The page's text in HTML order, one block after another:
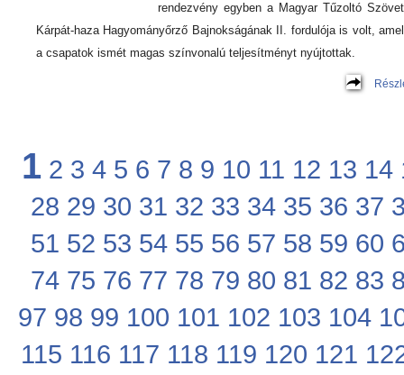
rendezvény egyben a Magyar Tűzoltó
Kárpát-haza Hagyományőrző Bajnokságának II. fordulója is volt,
a csapatok ismét magas színvonalú teljesítményt nyújtottak.
1 2 3 4 5 6 7 8 9 10 11 12 13 14
28 29 30 31 32 33 34 35 36 37
51 52 53 54 55 56 57 58 59 60
74 75 76 77 78 79 80 81 82 83
97 98 99 100 101 102 103 104
115 116 117 118 119 120 121